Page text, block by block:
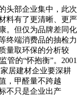
部企业集中，此次
料有了更清晰、更严
。但仅为品牌差同化
终端消费品的抽检力
量取环保的分析较
管的“怀抱衡”。2001
居建材企业要深耕
，甲醛量不跨越
不只是企业出产